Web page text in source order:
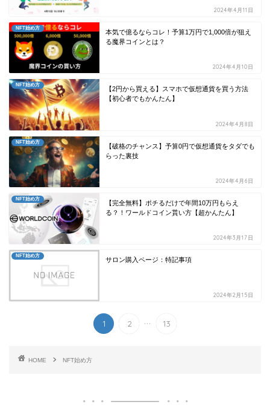
2024年4月11日
NFT始め方
本気で億るならコレ！予算1万円で1,000倍が狙え
る魔界コインとは？
2024年4月10日
NFT始め方
【2円から買える】スマホで仮想通貨を買う方法
【初心者でもかんたん】
2024年4月8日
NFT始め方
【破格のチャンス】予算0円で仮想通貨をタダでも
らった裏技
2024年4月6日
NFT始め方
【完全無料】ポチるだけで年間10万円もらえ
る？！ワールドコイン貰い方【超かんたん】
2024年3月17日
NFT始め方
サロン購入ページ：特記事項
2024年2月15日
1 2 ... 13
HOME NFT始め方